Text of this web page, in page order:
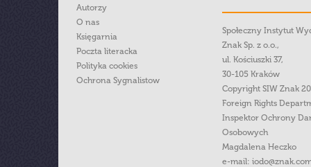
Autorzy
O nas
Księgarnia
Poczta literacka
Polityka cookies
Ochrona Sygnalistow
Społeczny Instytut
Znak Sp. z o.o.,
ul. Kościuszki 37,
30-105 Kraków
Copyright SIW Znak
Foreign Rights
Inspektor Ochrony
Osobowych
Magdalena Heczko
e-mail: